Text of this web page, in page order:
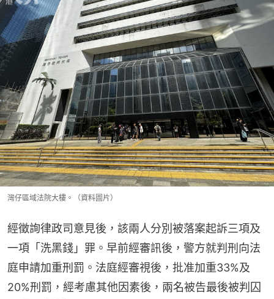
灣仔區域法院大樓。（資料圖片）
經徵詢律政司意見後，該兩人分別被落案起訴三項及
一項「洗黑錢」罪。早前經審訊後，警方就判刑向法
庭申請加重刑罰。法庭經審視後，批准加重33%及
20%刑罰，經考慮其他因素後，兩名被告最後被判囚